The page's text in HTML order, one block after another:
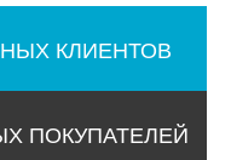
КЛИЕНТОВ
ПОКУПАТЕЛЕЙ